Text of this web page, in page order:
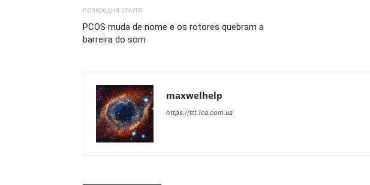
попередня стаття
PCOS muda de nome e os rotores quebram a
barreira do som
maxwelhelp
https://ttt.1ca.com.ua